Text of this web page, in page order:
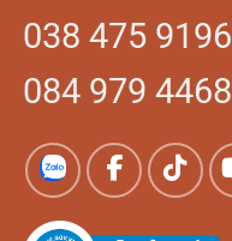
038 475 9196
084 979 4468